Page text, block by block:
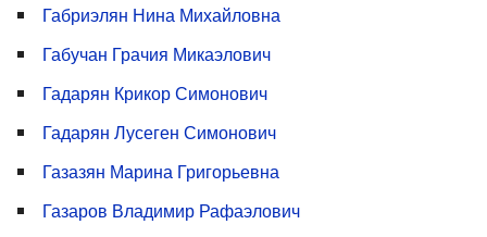
Габриэлян Нина Михайловна
Габучан Грачия Микаэлович
Гадарян Крикор Симонович
Гадарян Лусеген Симонович
Газазян Марина Григорьевна
Газаров Владимир Рафаэлович